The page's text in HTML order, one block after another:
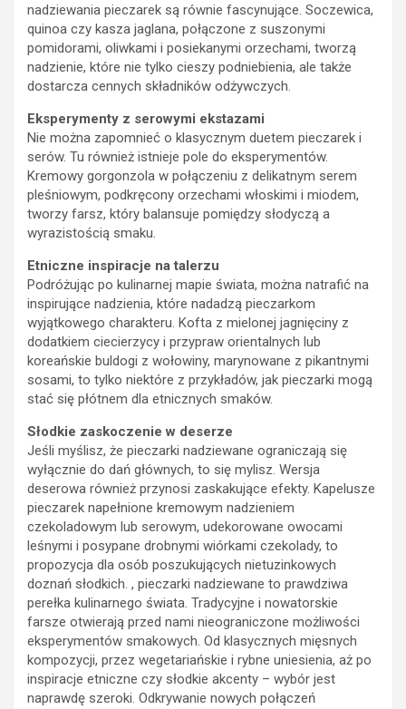
nadziewania pieczarek są równie fascynujące. Soczewica,
quinoa czy kasza jaglana, połączone z suszonymi
pomidorami, oliwkami i posiekanymi orzechami, tworzą
nadzienie, które nie tylko cieszy podniebienia, ale także
dostarcza cennych składników odżywczych.
Eksperymenty z serowymi ekstazami
Nie można zapomnieć o klasycznym duetem pieczarek i
serów. Tu również istnieje pole do eksperymentów.
Kremowy gorgonzola w połączeniu z delikatnym serem
pleśniowym, podkręcony orzechami włoskimi i miodem,
tworzy farsz, który balansuje pomiędzy słodyczą a
wyrazistością smaku.
Etniczne inspiracje na talerzu
Podróżując po kulinarnej mapie świata, można natrafić na
inspirujące nadzienia, które nadadzą pieczarkom
wyjątkowego charakteru. Kofta z mielonej jagnięciny z
dodatkiem ciecierzycy i przypraw orientalnych lub
koreańskie buldogi z wołowiny, marynowane z pikantnymi
sosami, to tylko niektóre z przykładów, jak pieczarki mogą
stać się płótnem dla etnicznych smaków.
Słodkie zaskoczenie w deserze
Jeśli myślisz, że pieczarki nadziewane ograniczają się
wyłącznie do dań głównych, to się mylisz. Wersja
deserowa również przynosi zaskakujące efekty. Kapelusze
pieczarek napełnione kremowym nadzieniem
czekoladowym lub serowym, udekorowane owocami
leśnymi i posypane drobnymi wiórkami czekolady, to
propozycja dla osób poszukujących nietuzinkowych
doznań słodkich. , pieczarki nadziewane to prawdziwa
perełka kulinarnego świata. Tradycyjne i nowatorskie
farsze otwierają przed nami nieograniczone możliwości
eksperymentów smakowych. Od klasycznych mięsnych
kompozycji, przez wegetariańskie i rybne uniesienia, aż po
inspiracje etniczne czy słodkie akcenty – wybór jest
naprawdę szeroki. Odkrywanie nowych połączeń